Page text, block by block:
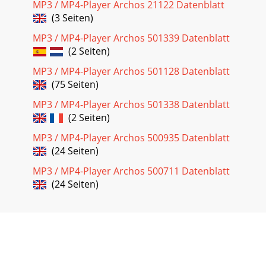
Seite 28 - EINSTELLUNGEN
6767 1 188 Technischer Kundendienst Technischer
Kundendienst Bei technischen Problemen im
Zusammenhang mit der Verwendung dieses Produkts
empfehlen
Seite 29 - Parameter Beschreibung
Staaten & Kanada Europa & AsienARCHOS™ Technology3,
Goodyear - Unit AIrvine, CA 92618 USAPh
Seite 30
7171 • (Modus Festplattenlaufwerk) Windows® XP erkennt
mitunter den Gmini™ 500, weist ihm allerdings keinen
Laufwerkbuchstaben zu. Führen Sie einen R
MP3 / MP4-Player Archos 21122 Datenblatt
(3 Seiten)
MP3 / MP4-Player Archos 501339 Datenblatt
(2 Seiten)
MP3 / MP4-Player Archos 501128 Datenblatt
(75 Seiten)
MP3 / MP4-Player Archos 501338 Datenblatt
(2 Seiten)
MP3 / MP4-Player Archos 500935 Datenblatt
(24 Seiten)
MP3 / MP4-Player Archos 500711 Datenblatt
(24 Seiten)